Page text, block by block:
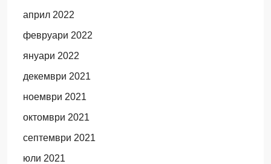
април 2022
февруари 2022
януари 2022
декември 2021
ноември 2021
октомври 2021
септември 2021
юли 2021